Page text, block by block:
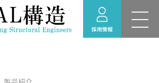
新卒採用 募集要項